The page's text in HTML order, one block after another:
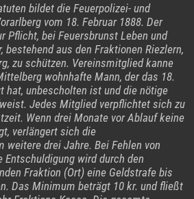
bildet die Feuerpolizei- und
vom 18. Februar 1888. Der
Pflicht, bei Feuersbrunst Leben und
bestehend aus den Fraktionen Riezlern,
zu schützen. Vereinsmitglied kanne
wohnhafte Mann, der das 18.
hat, unbescholten ist und die nötige
Jedes Mitglied verpflichtet sich zu
Wenn drei Monate vor Ablauf keine
verlängert sich die
drei Jahre. Bei Fehlen von
Entschuldigung wird durch den
Fraktion (Ort) eine Geldstrafe bis
Das Minimum beträgt 10 kr. und fließt